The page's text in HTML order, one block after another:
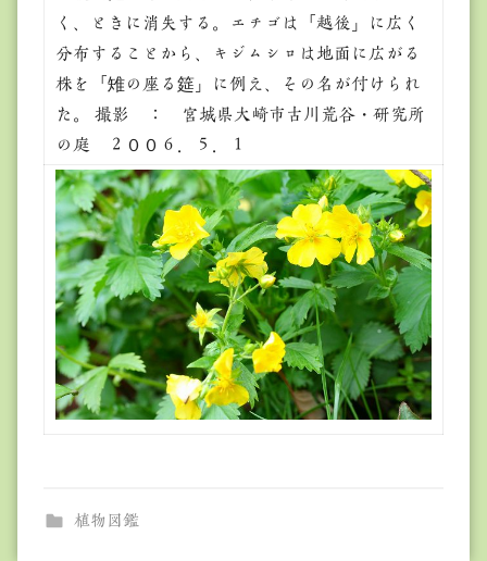
く、ときに消失する。エチゴは「越後」に広く
分布することから、キジムシロは地面に広がる
株を「雉の座る筵」に例え、その名が付けられ
た。 撮影 ： 宮城県大崎市古川荒谷・研究所
の庭 ２００６．５．１
植物図鑑